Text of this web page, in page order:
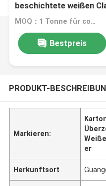
beschichtete weißen
Paper
MOQ：1 Tonne für commom Größe oder 10 Tonnen für Sondergröße
Bestpreis
PRODUKT-
Markieren:
er
Herkunftsort